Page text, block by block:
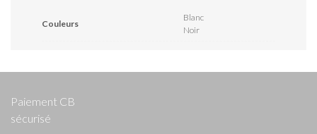
Couleurs
Blanc
Noir
Paiement CB
sécurisé